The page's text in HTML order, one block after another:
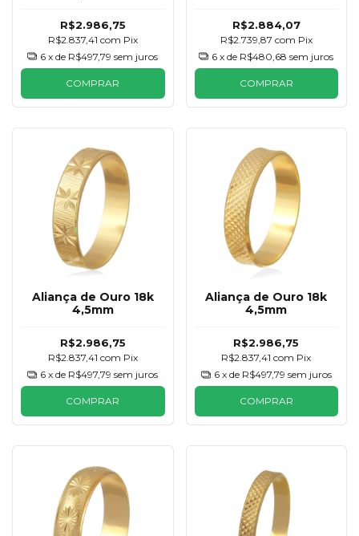
R$2.986,75
R$2.837,41 com Pix
6 x de R$497,79 sem juros
COMPRAR
R$2.884,07
R$2.739,87 com Pix
6 x de R$480,68 sem juros
COMPRAR
Aliança de Ouro 18k
4,5mm
R$2.986,75
R$2.837,41 com Pix
6 x de R$497,79 sem juros
COMPRAR
Aliança de Ouro 18k
4,5mm
R$2.986,75
R$2.837,41com Pix
6 x de R$497,79 sem juros
COMPRAR